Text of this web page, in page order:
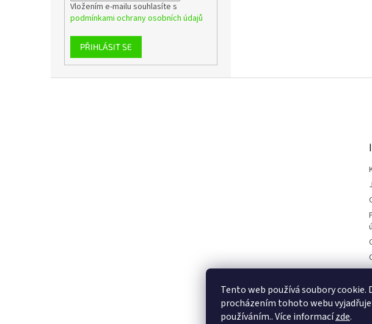
Tento web používá soubory cookie.
procházením tohoto webu
používáním.. Více informacízde.
Vložením e-mailu souhlasíte s
podmínkami ochrany osobních údajů
PŘIHLÁSIT SE